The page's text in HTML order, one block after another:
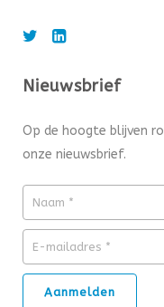
Nieuwsbrief
Op de hoogte blijven
onze nieuwsbrief.